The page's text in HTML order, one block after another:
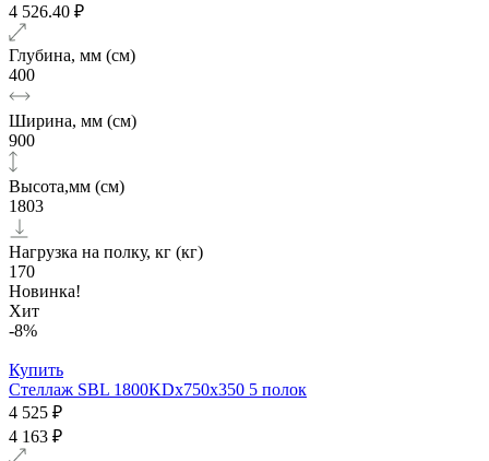
4 526.40 ₽
Глубина, мм (см)
400
Ширина, мм (см)
900
Высота,мм (см)
1803
Нагрузка на полку, кг (кг)
170
Новинка!
Хит
-8%
Купить
Стеллаж SBL 1800KDх750x350 5 полок
4 525 ₽
4 163 ₽